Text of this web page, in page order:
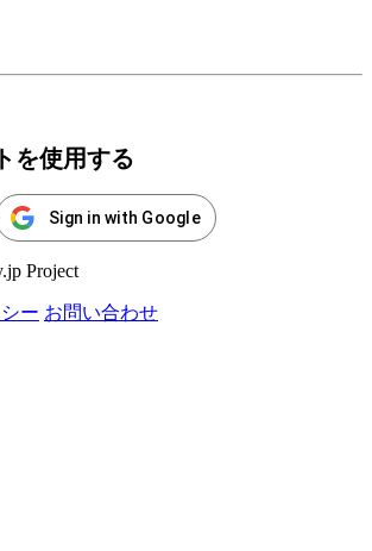
を使用する
Sign in with Google
Project
ー お問い合わせ